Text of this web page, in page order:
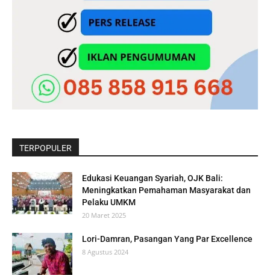
TERPOPULER
Edukasi Keuangan Syariah, OJK Bali:
Meningkatkan Pemahaman Masyarakat dan
Pelaku UMKM
20 Maret 2025
Lori-Damran, Pasangan Yang Par Excellence
8 Agustus 2024